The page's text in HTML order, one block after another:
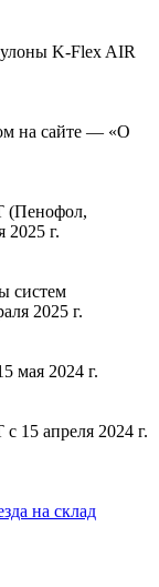
K-Flex AIR
на сайте — «О
(Пенофол,
г.
систем
2025 г.
мая 2024 г.
15 апреля 2024 г.
на склад